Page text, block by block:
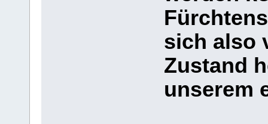
sich also
Zustand
unserem